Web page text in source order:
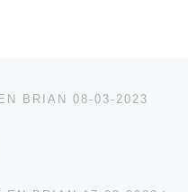
BRIAN 08-03-2023